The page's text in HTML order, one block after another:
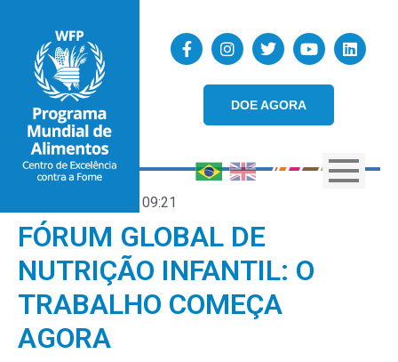
DOE AGORA
09:21
FÓRUM GLOBAL DE
NUTRIÇÃO INFANTIL: O
TRABALHO COMEÇA
AGORA